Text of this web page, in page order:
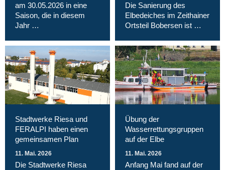
am 30.05.2026 in eine
Saison, die in diesem
Jahr …
Die Sanierung des
Elbedeiches im Zeithainer
Ortsteil Bobersen ist …
Stadtwerke Riesa und
FERALPI haben einen
gemeinsamen Plan
11. Mai. 2026
Die Stadtwerke Riesa
Übung der
Wasserrettungsgruppen
auf der Elbe
11. Mai. 2026
Anfang Mai fand auf der